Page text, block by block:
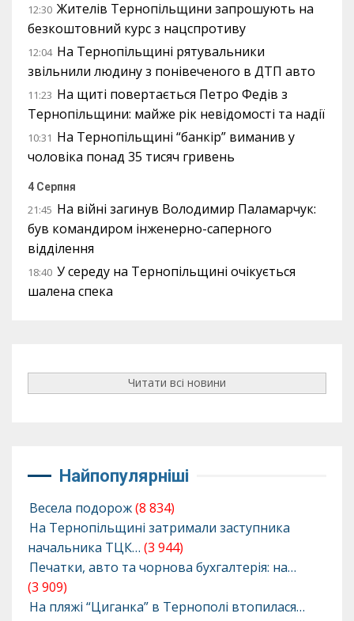
12:30 Жителів Тернопільщини запрошують на
безкоштовний курс з нацспротиву
12:04 На Тернопільщині рятувальники
звільнили людину з понівеченого в ДТП авто
11:23 На щиті повертається Петро Федів з
Тернопільщини: майже рік невідомості та надії
10:31 На Тернопільщині “банкір” виманив у
чоловіка понад 35 тисяч гривень
4 Серпня
21:45 На війні загинув Володимир Паламарчук:
був командиром інженерно-саперного
відділення
18:40 У середу на Тернопільщині очікується
шалена спека
Читати всі новини
Найпопулярніші
Весела подорож(8 834)
На Тернопільщині затримали заступника
начальника ТЦК… (3 944)
Печатки, авто та чорнова бухгалтерія: на…
(3 909)
На пляжі “Циганка” в Тернополі втопилася…